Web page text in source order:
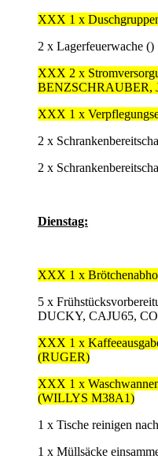
XXX 1 x
2 x Lagerfeuerwache ()
XXX 2 x
BENZSCHRAUBER,
XXX 1 x
2 x
2 x
Dienstag:
XXX 1 x
5 x
DUCKY, CAJU65,
XXX 1 x
(RUGER)
XXX 1 x
(WILLYS M38A1)
1 x Tische reinigen
1 x Müllsäcke